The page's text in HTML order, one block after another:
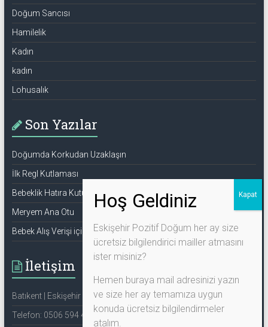
Doğum Sancısı
Hamilelik
Kadın
kadın
Lohusalık
Son Yazılar
Doğumda Korkudan Uzaklaşın
İlk Regl Kutlaması
Bebeklik Hatıra Kutusu
Meryem Ana Otu
Bebek Alış Verişi için Bilmeniz Gerekenler
İletişim
Batıkent | Eskişehir | Türkiye
Telefon: 0506 594 44 27
Eskişehir Pozitif Doğum her ay size
ücretsiz bilgilendirici mailler atmasını
ister misiniz?
Hemen buraya mail adresinizi yazın
ve size her ay temamıza uygun
konuda ücretsiz bilgilendirmeler
atalım.